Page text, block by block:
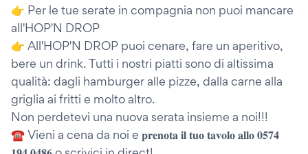
👉 Per le tue serate in compagnia non puoi mancare
all'HOP'N DROP
👉 All'HOP'N DROP puoi cenare, fare un aperitivo,
bere un drink. Tutti i nostri piatti sono di altissima
qualità: dagli hamburger alle pizze, dalla carne alla
griglia ai fritti e molto altro.
Non perdetevi una nuova serata insieme a noi!!!
☎ Vieni a cena da noi e 𝐩𝐫𝐞𝐧𝐨𝐭𝐚 𝐢𝐥 𝐭𝐮𝐨 𝐭𝐚𝐯𝐨𝐥𝐨 𝐚𝐥𝐥𝐨 𝟎𝟓𝟕𝟒